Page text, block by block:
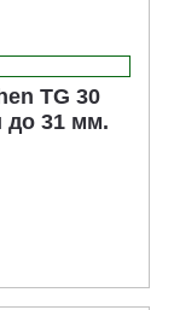
TG 30
до 31 мм.